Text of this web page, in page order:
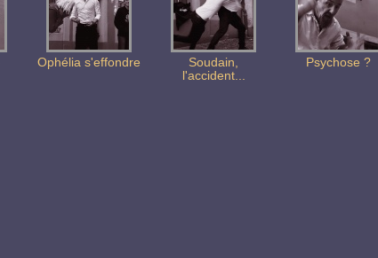
Ophélia s'effondre
Soudain,
l'accident...
Psychose ?